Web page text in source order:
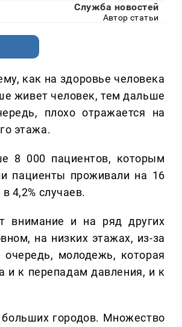
Служба новостей
Автор статьи
как на здоровье человека
живет человек, тем дальше
плохо отражается на
этажа.
8 000 пациентов, которым
пациенты проживали на 16
4,2% случаев.
внимание и на ряд других
на низких этажах, из-за
молодежь, которая
и к перепадам давления, и к
городов. Множество